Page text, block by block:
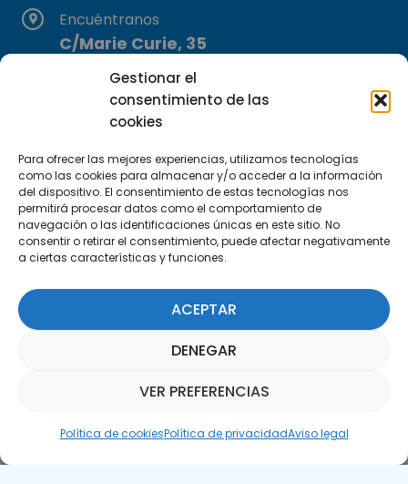
Gestionar el
consentimiento de las
cookies
Para ofrecer las mejores experiencias, utilizamos tecnologías
como las cookies para almacenar y/o acceder a la información
del dispositivo. El consentimiento de estas tecnologías nos
permitirá procesar datos como el comportamiento de
navegación o las identificaciones únicas en este sitio. No
consentir o retirar el consentimiento, puede afectar negativamente
a ciertas características y funciones.
ACEPTAR
DENEGAR
VER PREFERENCIAS
Política de cookiesPolítica de privacidadAviso legal
Encuéntranos
C/Marie Curie, 35
29590 Campanillas, Málaga
Suscríbete a nuestra Newsletter
SUSCRÍBETE AQUÍ